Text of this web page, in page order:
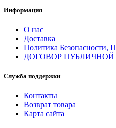
Информация
О нас
Доставка
Политика Безопасности,
ДОГОВОР
Служба поддержки
Контакты
Возврат товара
Карта сайта